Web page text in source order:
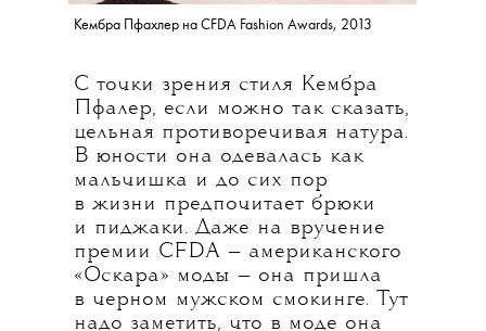
Кембра Пфахлер на CFDA Fashion Awards, 2013
С точки зрения стиля Кембра
Пфалер, если можно так сказать,
цельная противоречивая натура.
В юности она одевалась как
мальчишка и до сих пор
в жизни предпочитает брюки
и пиджаки. Даже на вручение
премии CFDA — американского
«Оскара» моды — она пришла
в черном мужском смокинге. Тут
надо заметить, что в моде она